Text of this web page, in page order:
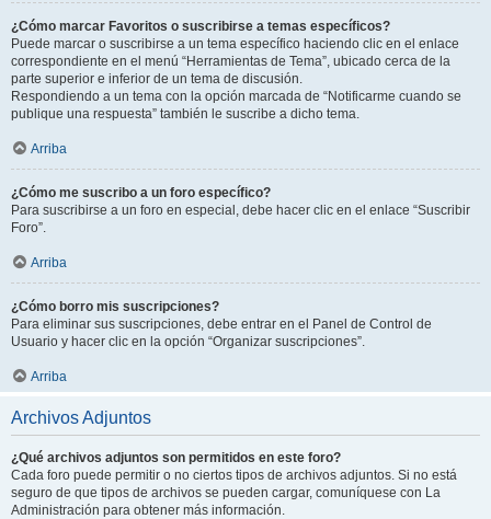
¿Cómo marcar Favoritos o suscribirse a temas específicos?
Puede marcar o suscribirse a un tema específico haciendo clic en el enlace
correspondiente en el menú “Herramientas de Tema”, ubicado cerca de la
parte superior e inferior de un tema de discusión.
Respondiendo a un tema con la opción marcada de “Notificarme cuando se
publique una respuesta” también le suscribe a dicho tema.
Arriba
¿Cómo me suscribo a un foro específico?
Para suscribirse a un foro en especial, debe hacer clic en el enlace “Suscribir
Foro”.
Arriba
¿Cómo borro mis suscripciones?
Para eliminar sus suscripciones, debe entrar en el Panel de Control de
Usuario y hacer clic en la opción “Organizar suscripciones”.
Arriba
Archivos Adjuntos
¿Qué archivos adjuntos son permitidos en este foro?
Cada foro puede permitir o no ciertos tipos de archivos adjuntos. Si no está
seguro de que tipos de archivos se pueden cargar, comuníquese con La
Administración para obtener más información.